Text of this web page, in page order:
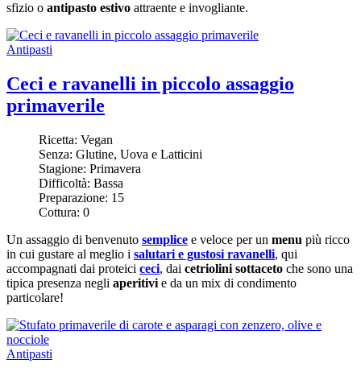
sfizio o antipasto estivo attraente e invogliante.
Antipasti
Ceci e ravanelli in piccolo assaggio
primaverile
Ricetta: Vegan
Senza: Glutine, Uova e Latticini
Stagione: Primavera
Difficoltà: Bassa
Preparazione: 15
Cottura: 0
Un assaggio di benvenuto semplice e veloce per un menu più ricco
in cui gustare al meglio i salutari e gustosi ravanelli, qui
accompagnati dai proteici ceci, dai cetriolini sottaceto che sono una
tipica presenza negli aperitivi e da un mix di condimento
particolare!
Antipasti